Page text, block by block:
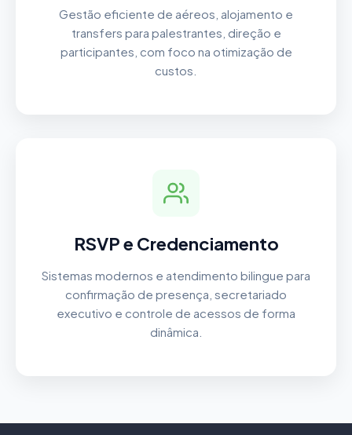
Gestão eficiente de aéreos, alojamento e
transfers para palestrantes, direção e
participantes, com foco na otimização de
custos.
RSVP e Credenciamento
Sistemas modernos e atendimento bilingue para
confirmação de presença, secretariado
executivo e controle de acessos de forma
dinâmica.